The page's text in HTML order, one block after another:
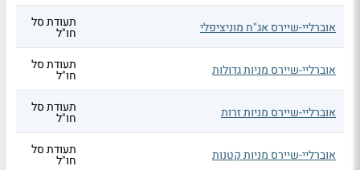
אוברליי-שיירס אג"ח מוניציפלי תעודת סל
חו"ל
אוברליי-שיירס מניות גדולות תעודת סל
חו"ל
אוברליי-שיירס מניות זרות תעודת סל
חו"ל
אוברליי-שיירס מניות קטנות תעודת סל
חו"ל